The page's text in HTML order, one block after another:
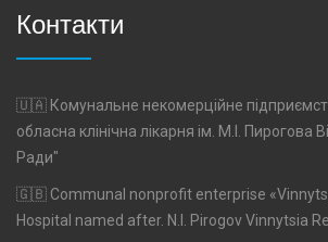
Контакти
🇺🇦 Комунальне некомерційне
обласна клінічна лікарня ім. М.І. Пирогова
Ради"
🇬🇧 Communal nonprofit enterprise
Hospital named after. N.I. Pirogov Vinnytsia